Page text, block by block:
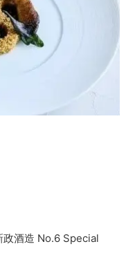
政酒造 No.6 Special